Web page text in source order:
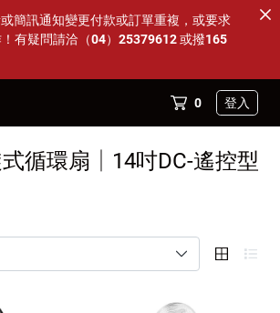
簡訊通知變更付款或訂單重複，或要求
有疑問請洽（04）25379612 或撥165
0 登入
品95折
循環扇│14吋DC-遙控型